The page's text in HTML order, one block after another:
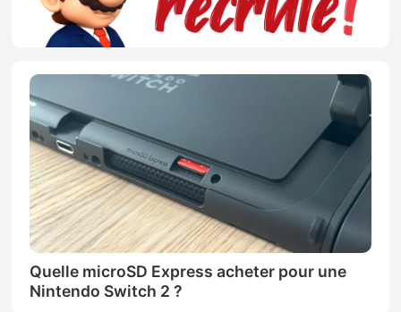
Quelle microSD Express acheter pour une
Nintendo Switch 2 ?